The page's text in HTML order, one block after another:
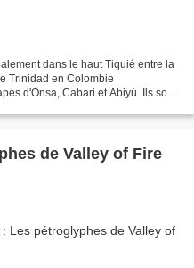
dans le haut Tiquié entre la
Trinidad en Colombie
d'Onsa, Cabari et Abiyú. Ils sont
de Valley of Fire